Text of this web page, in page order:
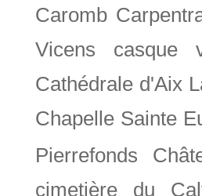
Caromb
Vicens casque
Cathédrale d'Aix
Chapelle Sainte
Pierrefonds
cimetière du